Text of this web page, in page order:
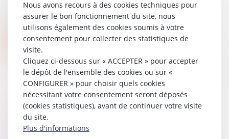
https://www.20minutes.fr/justice/4058285-20231017-
telechargement-illegal-condamnation-record-cr...
Lire la suite
Affaire de la succession de Louis
Ferdinand Céline
Publié le :07/07/2023
Josée-Anne Bénazéraf avocate de Gallimard
Nous avons recours à des cookies techniques pour
assurer le bon fonctionnement du site, nous
utilisons également des cookies soumis à votre
consentement pour collecter des statistiques de
visite.
Cliquez ci-dessous sur « ACCEPTER » pour accepter
le dépôt de l'ensemble des cookies ou sur «
CONFIGURER » pour choisir quels cookies
nécessitant votre consentement seront déposés
(cookies statistiques), avant de continuer votre visite
du site.
Plus d'informations